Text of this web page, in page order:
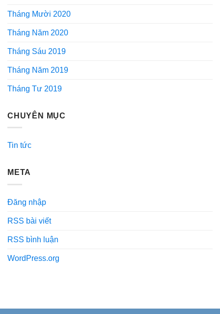
Tháng Mười 2020
Tháng Năm 2020
Tháng Sáu 2019
Tháng Năm 2019
Tháng Tư 2019
CHUYÊN MỤC
Tin tức
META
Đăng nhập
RSS bài viết
RSS bình luận
WordPress.org